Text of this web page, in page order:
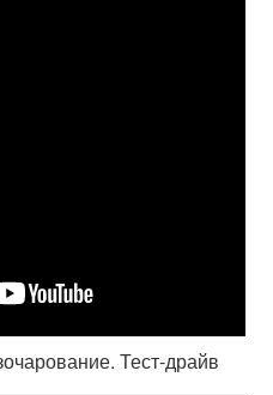
Тест-драйв